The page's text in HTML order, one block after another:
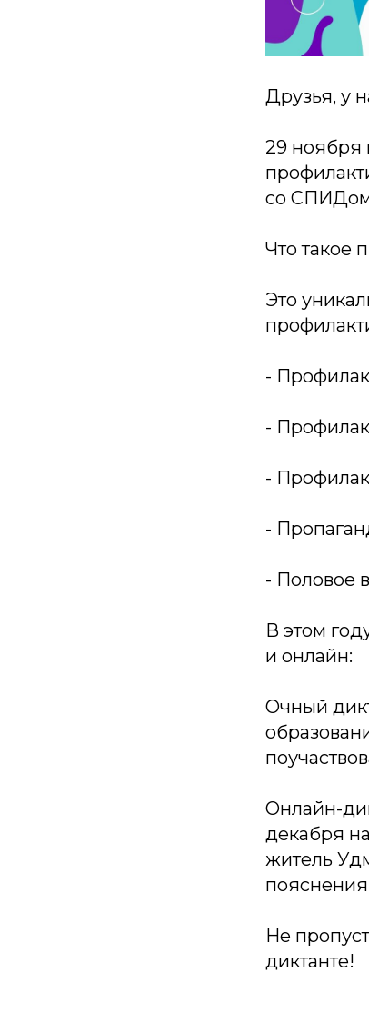
Друзья, у
29 ноября
со
Что такое
Это
-
-
-
-
- Половое
В этом
и онлайн:
Очный
Онлайн-
декабря
житель
Не
диктанте!